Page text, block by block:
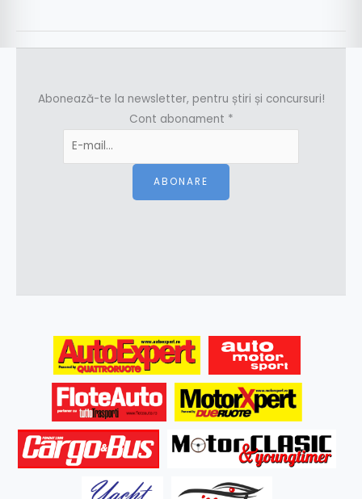
Abonează-te la newsletter, pentru știri și concursuri!
Cont abonament *
ABONARE